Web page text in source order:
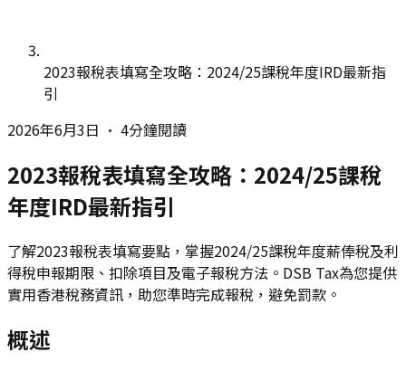
2023報稅表填寫全攻略：2024/25課稅年度IRD最新指
引
2026年6月3日 • 4分鐘閱讀
2023報稅表填寫全攻略：2024/25課稅
年度IRD最新指引
了解2023報稅表填寫要點，掌握2024/25課稅年度薪俸稅及利
得稅申報期限、扣除項目及電子報稅方法。DSB Tax為您提供
實用香港稅務資訊，助您準時完成報稅，避免罰款。
概述